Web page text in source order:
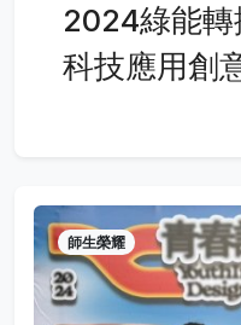
2024綠能
科技應用創
師生榮耀